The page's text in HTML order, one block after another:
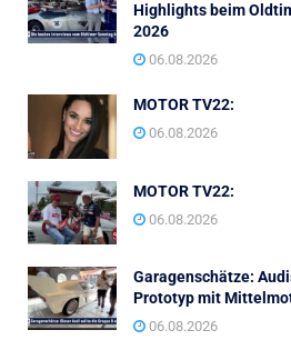
Highlights beim
2026
06.08.2026
MOTOR TV22:
06.08.2026
MOTOR TV22:
06.08.2026
Garagenschätze:
Prototyp mit
06.08.2026